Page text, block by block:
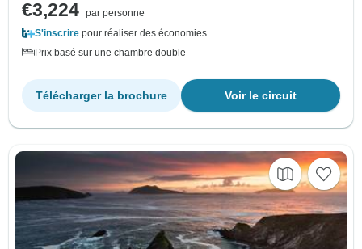
€3,224 par personne
S'inscrire pour réaliser des économies
Prix basé sur une chambre double
Voir le circuit
Télécharger la brochure